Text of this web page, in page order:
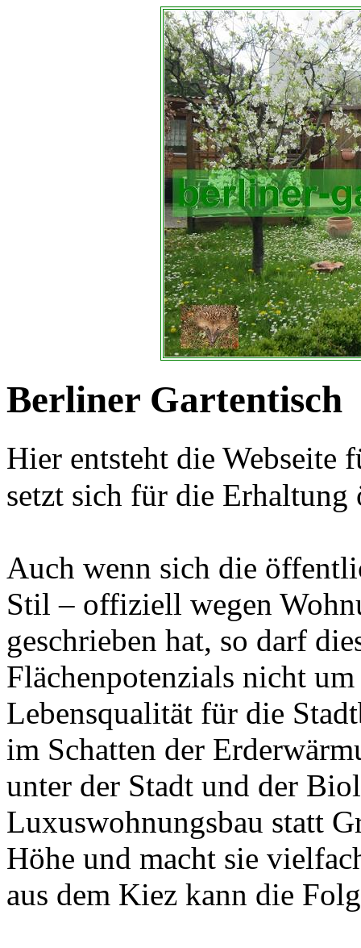
Berliner Gartentisch
Hier entsteht die Webseite
setzt sich für die
Auch wenn sich die
Stil – offiziell wegen
geschrieben hat, so darf
Flächenpotenzials nicht
Lebensqualität für die
im Schatten der
unter der Stadt und der
Luxuswohnungsbau statt
Höhe und macht sie
aus dem Kiez kann die